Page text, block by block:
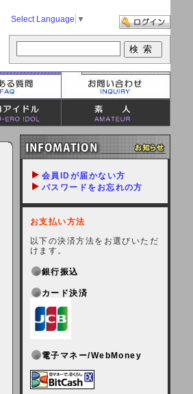
Select Language ▼
会員IDが届かない方
パスワードをお忘れの方
お支払い方法
以下の決済方法をお選びいただ
けます。
銀行振込
カード決済
電子マネー/WebMoney